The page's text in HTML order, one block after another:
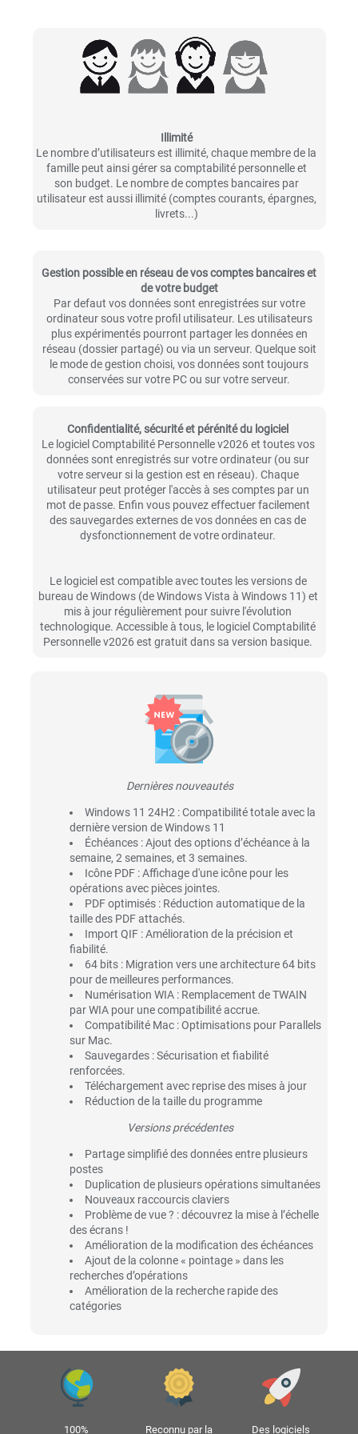
Illimité
Le nombre d’utilisateurs est illimité, chaque membre de la
famille peut ainsi gérer sa comptabilité personnelle et
son budget. Le nombre de comptes bancaires par
utilisateur est aussi illimité (comptes courants, épargnes,
livrets...)
Gestion possible en réseau de vos comptes bancaires et
de votre budget
Par defaut vos données sont enregistrées sur votre
ordinateur sous votre profil utilisateur. Les utilisateurs
plus expérimentés pourront partager les données en
réseau (dossier partagé) ou via un serveur. Quelque soit
le mode de gestion choisi, vos données sont toujours
conservées sur votre PC ou sur votre serveur.
Confidentialité, sécurité et pérénité du logiciel
Le logiciel Comptabilité Personnelle v2026 et toutes vos
données sont enregistrés sur votre ordinateur (ou sur
votre serveur si la gestion est en réseau). Chaque
utilisateur peut protéger l'accès à ses comptes par un
mot de passe. Enfin vous pouvez effectuer facilement
des sauvegardes externes de vos données en cas de
dysfonctionnement de votre ordinateur.
Le logiciel est compatible avec toutes les versions de
bureau de Windows (de Windows Vista à Windows 11) et
mis à jour régulièrement pour suivre l'évolution
technologique. Accessible à tous, le logiciel Comptabilité
Personnelle v2026 est gratuit dans sa version basique.
Dernières nouveautés
Windows 11 24H2 : Compatibilité totale avec la
dernière version de Windows 11
Échéances : Ajout des options d’échéance à la
semaine, 2 semaines, et 3 semaines.
Icône PDF : Affichage d'une icône pour les
opérations avec pièces jointes.
PDF optimisés : Réduction automatique de la
taille des PDF attachés.
Import QIF : Amélioration de la précision et
fiabilité.
64 bits : Migration vers une architecture 64 bits
pour de meilleures performances.
Numérisation WIA : Remplacement de TWAIN
par WIA pour une compatibilité accrue.
Compatibilité Mac : Optimisations pour Parallels
sur Mac.
Sauvegardes : Sécurisation et fiabilité
renforcées.
Téléchargement avec reprise des mises à jour
Réduction de la taille du programme
Versions précédentes
Partage simplifié des données entre plusieurs
postes
Duplication de plusieurs opérations simultanées
Nouveaux raccourcis claviers
Problème de vue ? : découvrez la mise à l’échelle
des écrans !
Amélioration de la modification des échéances
Ajout de la colonne « pointage » dans les
recherches d’opérations
Amélioration de la recherche rapide des
catégories
100% Reconnu par la Des logiciels